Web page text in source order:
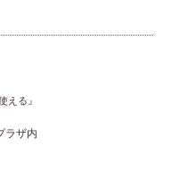
える』
ラザ内